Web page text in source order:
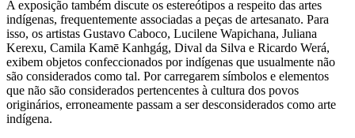
A exposição também discute os estereótipos a respeito das artes
indígenas, frequentemente associadas a peças de artesanato. Para
isso, os artistas Gustavo Caboco, Lucilene Wapichana, Juliana
Kerexu, Camila Kamē Kanhgág, Dival da Silva e Ricardo Werá,
exibem objetos confeccionados por indígenas que usualmente não
são considerados como tal. Por carregarem símbolos e elementos
que não são considerados pertencentes à cultura dos povos
originários, erroneamente passam a ser desconsiderados como arte
indígena.